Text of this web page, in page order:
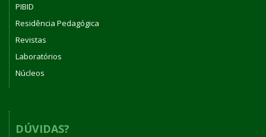
PIBID
Residência Pedagógica
Revistas
Laboratórios
Núcleos
DÚVIDAS?